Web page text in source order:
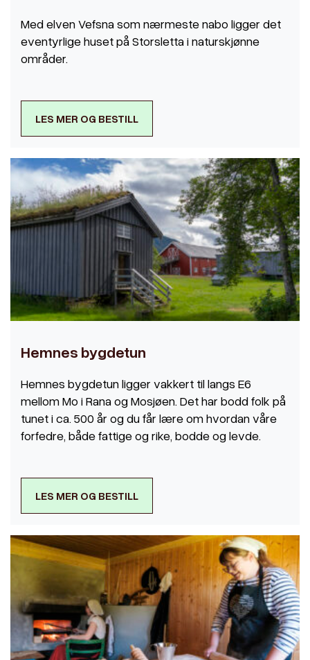
Med elven Vefsna som nærmeste nabo ligger det
eventyrlige huset på Storsletta i naturskjønne
områder.
LES MER OG BESTILL
Hemnes bygdetun
Hemnes bygdetun ligger vakkert til langs E6
mellom Mo i Rana og Mosjøen. Det har bodd folk på
tunet i ca. 500 år og du får lære om hvordan våre
forfedre, både fattige og rike, bodde og levde.
LES MER OG BESTILL